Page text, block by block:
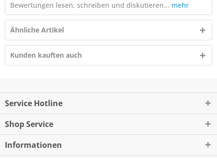
Bewertungen lesen, schreiben und diskutieren... mehr
Ähnliche Artikel
Kunden kauften auch
Service Hotline
Shop Service
Informationen